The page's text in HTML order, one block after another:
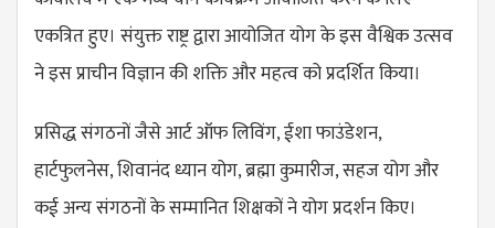
एकत्रित हुए। संयुक्त राष्ट्र द्वारा आयोजित योग के इस वैश्विक उत्सव
ने इस प्राचीन विज्ञान की शक्ति और महत्व को प्रदर्शित किया।
प्रसिद्ध संगठनों जैसे आर्ट ऑफ लिविंग, ईशा फाउंडेशन,
हार्टफुलनेस, शिवानंद ध्यान योग, ब्रह्मा कुमारीज, सहज योग और
कई अन्य संगठनों के सम्मानित शिक्षकों ने योग प्रदर्शन किए।